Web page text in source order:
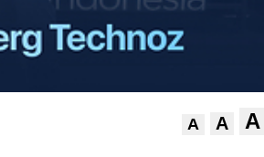
A A A